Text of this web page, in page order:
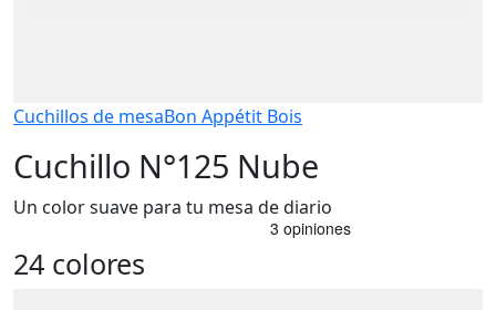
Cuchillos de mesaBon Appétit Bois
Cuchillo N°125 Nube
Un color suave para tu mesa de diario
24 colores